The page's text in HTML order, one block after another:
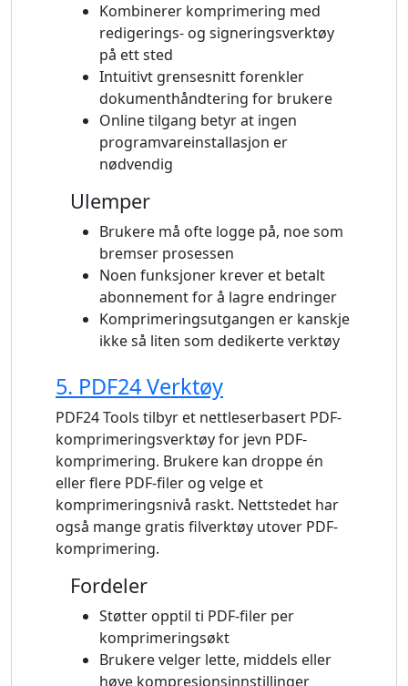
Kombinerer komprimering med
redigerings- og signeringsverktøy
på ett sted
Intuitivt grensesnitt forenkler
dokumenthåndtering for brukere
Online tilgang betyr at ingen
programvareinstallasjon er
nødvendig
Ulemper
Brukere må ofte logge på, noe som
bremser prosessen
Noen funksjoner krever et betalt
abonnement for å lagre endringer
Komprimeringsutgangen er kanskje
ikke så liten som dedikerte verktøy
5. PDF24 Verktøy
PDF24 Tools tilbyr et nettleserbasert PDF-
komprimeringsverktøy for jevn PDF-
komprimering. Brukere kan droppe én
eller flere PDF-filer og velge et
komprimeringsnivå raskt. Nettstedet har
også mange gratis filverktøy utover PDF-
komprimering.
Fordeler
Støtter opptil ti PDF-filer per
komprimeringsøkt
Brukere velger lette, middels eller
høye kompresjonsinnstillinger